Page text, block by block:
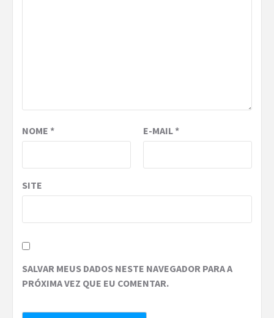
NOME * E-MAIL*
SITE
SALVAR MEUS DADOS NESTE NAVEGADOR PARA A
PRÓXIMA VEZ QUE EU COMENTAR.